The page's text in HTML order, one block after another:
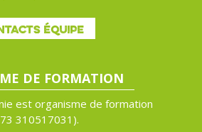
ÉQUIPE
DE FORMATION
est organisme de formation
73 310517031).